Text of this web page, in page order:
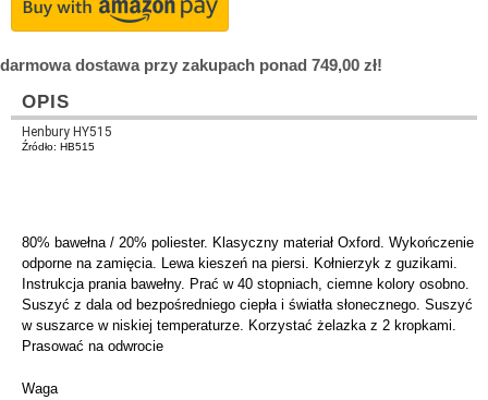
darmowa dostawa przy zakupach ponad 749,00 zł!
OPIS
Henbury HY515
Źródło: HB515
80% bawełna / 20% poliester. Klasyczny materiał Oxford. Wykończenie
odporne na zamięcia. Lewa kieszeń na piersi. Kołnierzyk z guzikami.
Instrukcja prania bawełny. Prać w 40 stopniach, ciemne kolory osobno.
Suszyć z dala od bezpośredniego ciepła i światła słonecznego. Suszyć
w suszarce w niskiej temperaturze. Korzystać żelazka z 2 kropkami.
Prasować na odwrocie
Waga